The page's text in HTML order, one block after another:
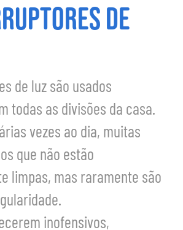
de
de luz são usados
todas as divisões da casa.
vezes ao dia, muitas
que não estão
limpas, mas raramente são
inofensivos,